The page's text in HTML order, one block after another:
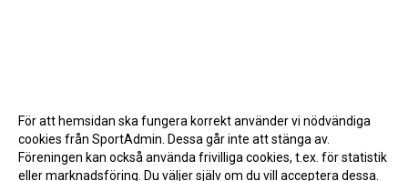
För att hemsidan ska fungera korrekt använder vi nödvändiga
cookies från SportAdmin. Dessa går inte att stänga av.
Föreningen kan också använda frivilliga cookies, t.ex. för statistik
eller marknadsföring. Du väljer själv om du vill acceptera dessa.